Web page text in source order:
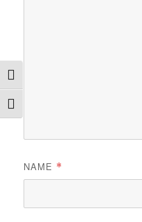
UMSCHALTEN AUF
SCHRIFT VERGRÖSSERN
NAME *